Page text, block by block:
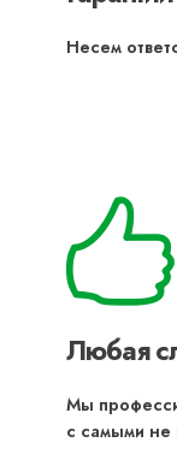
Несем
Любая
Мы
с самыми не